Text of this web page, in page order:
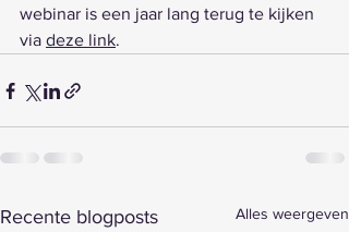
webinar is een jaar lang terug te kijken
via deze link.
Recente blogposts Alles weergeven